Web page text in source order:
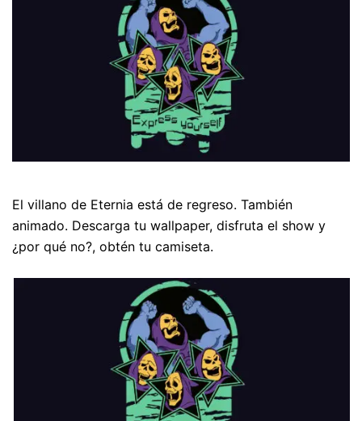
El villano de Eternia está de regreso. También
animado. Descarga tu wallpaper, disfruta el show y
¿por qué no?, obtén tu camiseta.